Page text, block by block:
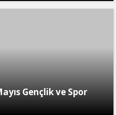
Gençlik ve Spor